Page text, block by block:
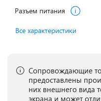
Разъем питания
Все характеристики
Сопровождающие
предоставлены
них внешнего вида
экрана и может